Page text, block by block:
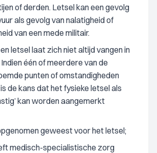
of derden. Letsel kan een gevolg
als gevolg van nalatigheid of
van een mede militair.
letsel laat zich niet altijd vangen in
één of meerdere van de
punten of omstandigheden
de kans dat het fysieke letsel als
kan worden aangemerkt
geweest voor het letsel;
medisch-specialistische zorg